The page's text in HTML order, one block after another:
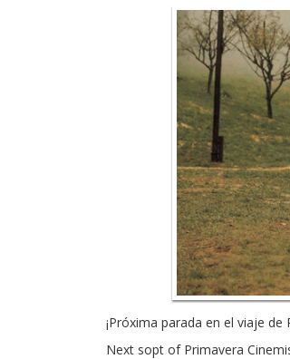
¡Próxima parada en el viaje
Next sopt of Primavera